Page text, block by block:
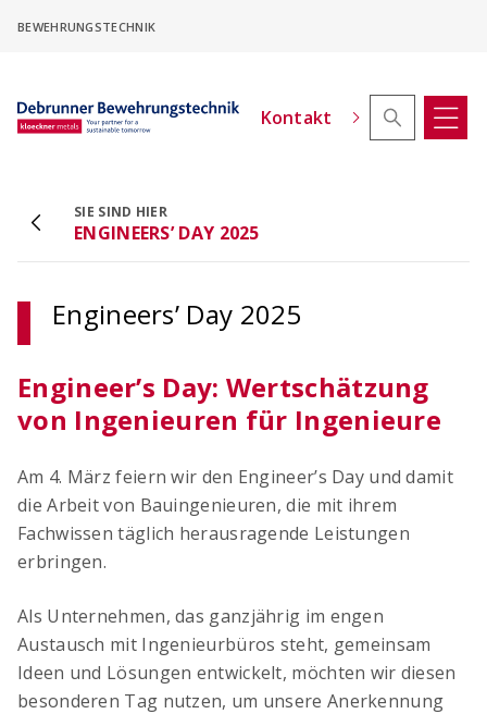
content
BEWEHRUNGSTECHNIK
Kontakt
ACINOXplus® Höhenversatz - Konfigurator
Kragplattenanschlüsse mit Höhenversatz
OCIMA – Lebensdauerbemessung
der Planungsphase überprüfen
SIE SIND HIER
ENGINEERS’ DAY 2025
Engineers’ Day 2025
Engineer’s Day: Wertschätzung
von Ingenieuren für Ingenieure
Am 4. März feiern wir den Engineer’s Day und damit
die Arbeit von Bauingenieuren, die mit ihrem
Fachwissen täglich herausragende Leistungen
erbringen.
Als Unternehmen, das ganzjährig im engen
Austausch mit Ingenieurbüros steht, gemeinsam
Ideen und Lösungen entwickelt, möchten wir diesen
besonderen Tag nutzen, um unsere Anerkennung